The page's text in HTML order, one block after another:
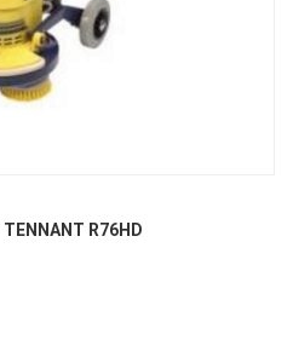
TENNANT R76HD